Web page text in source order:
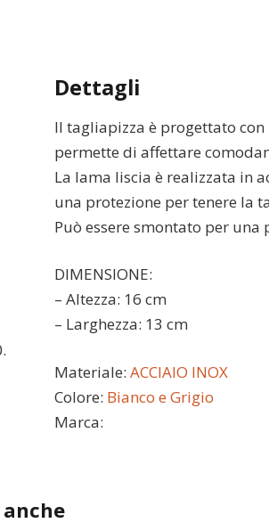
Dettagli
Il tagliapizza è progettato
permette di affettare
La lama liscia è realizzata in
una protezione per tenere la
Può essere smontato per una
DIMENSIONE:
– Altezza: 16 cm
– Larghezza: 13 cm
Materiale: ACCIAIO INOX
Colore: Bianco e Grigio
Marca: